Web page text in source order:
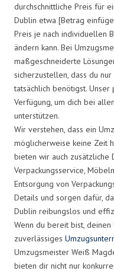
durchschnittliche Preis für
Dublin etwa [Betrag
Preis je nach individuellen
ändern kann. Bei
maßgeschneiderte
sicherzustellen, dass du
tatsächlich benötigst.
Verfügung, um dich bei
unterstützen.
Wir verstehen, dass ein
möglicherweise keine Zeit
bieten wir auch zusätzliche
Verpackungsservice,
Entsorgung von
Details und sorgen dafür,
Dublin reibungslos und
Wenn du bereit bist,
zuverlässiges
Umzugsmeister Weiß
bieten dir nicht nur